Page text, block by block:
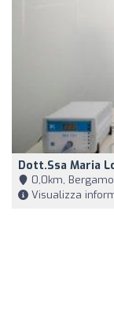
Dott.ssa Maria
0,0km, Bergamo
Visualizza